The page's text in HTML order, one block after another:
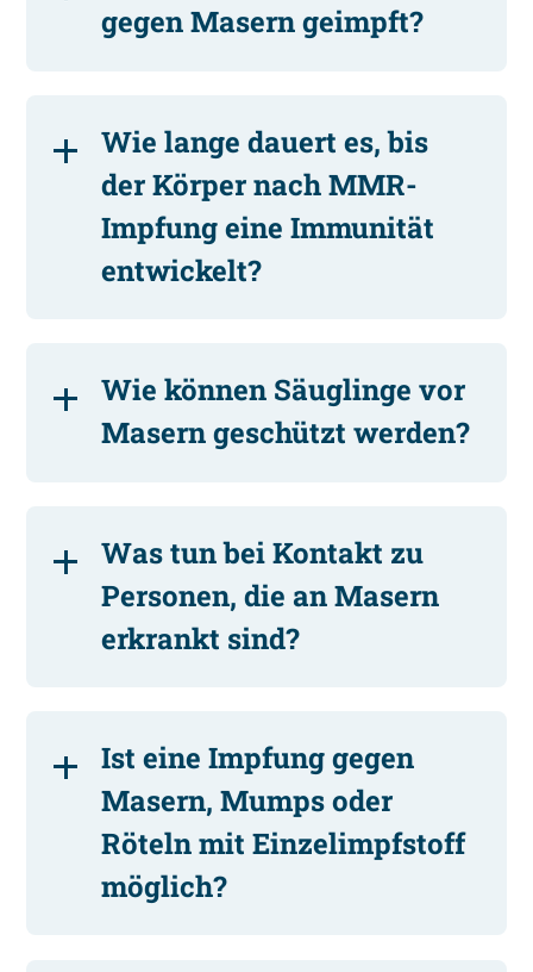
gegen Masern geimpft?
Wie lange dauert es, bis
der Körper nach MMR-
Impfung eine Immunität
entwickelt?
Wie können Säuglinge vor
Masern geschützt werden?
Was tun bei Kontakt zu
Personen, die an Masern
erkrankt sind?
Ist eine Impfung gegen
Masern, Mumps oder
Röteln mit Einzelimpfstoff
möglich?